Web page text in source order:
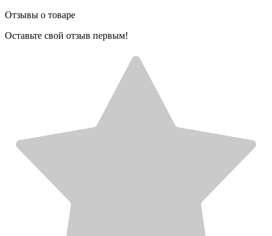
Отзывы о товаре
Оставьте свой отзыв первым!